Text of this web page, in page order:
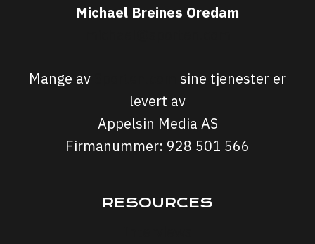
Michael Breines Oredam
Mange av
sine tjenester er
levert av
Appelsin Media AS
Firmanummer: 928 501 566
RESOURCES